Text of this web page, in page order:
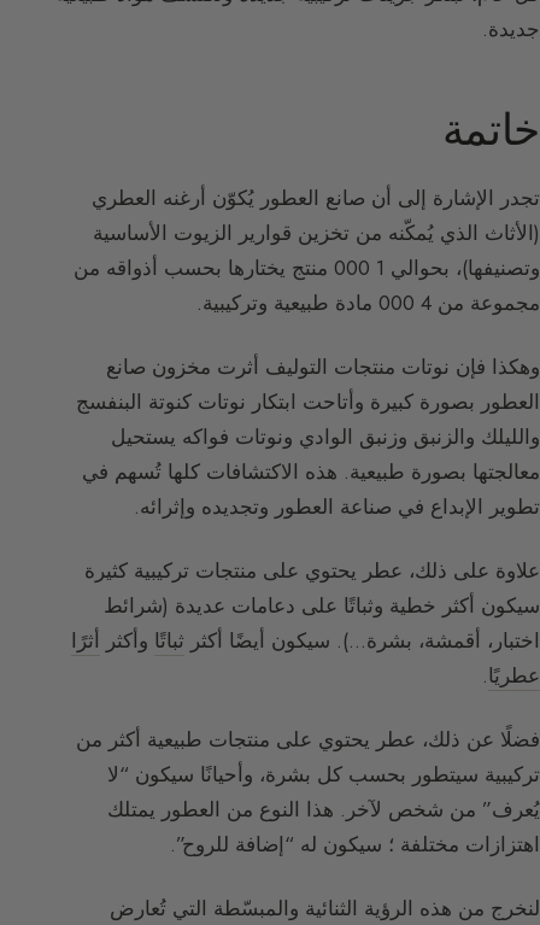
جديدة.
خاتمة
تجدر الإشارة إلى أن صانع العطور يُكوّن أرغنه العطري
(الأثاث الذي يُمكّنه من تخزين قوارير الزيوت الأساسية
وتصنيفها)، بحوالي 1 000 منتج يختارها بحسب أذواقه من
مجموعة من 4 000 مادة طبيعية وتركيبية.
وهكذا فإن نوتات منتجات التوليف أثرت مخزون صانع
العطور بصورة كبيرة وأتاحت ابتكار نوتات كنوتة البنفسج
والليلك والزنبق وزنبق الوادي ونوتات فواكه يستحيل
معالجتها بصورة طبيعية. هذه الاكتشافات كلها تُسهم في
تطوير الإبداع في صناعة العطور وتجديده وإثرائه.
علاوة على ذلك، عطر يحتوي على منتجات تركيبية كثيرة
سيكون أكثر خطية وثباتًا على دعامات عديدة (شرائط
اختبار، أقمشة، بشرة…). سيكون أيضًا أكثر ثباتًا وأكثر أثرًا
عطريًا.
فضلًا عن ذلك، عطر يحتوي على منتجات طبيعية أكثر من
تركيبية سيتطور بحسب كل بشرة، وأحيانًا سيكون “لا
يُعرف” من شخص لآخر. هذا النوع من العطور يمتلك
اهتزازات مختلفة ؛ سيكون له “إضافة للروح”.
لنخرج من هذه الرؤية الثنائية والمبسّطة التي تُعارض